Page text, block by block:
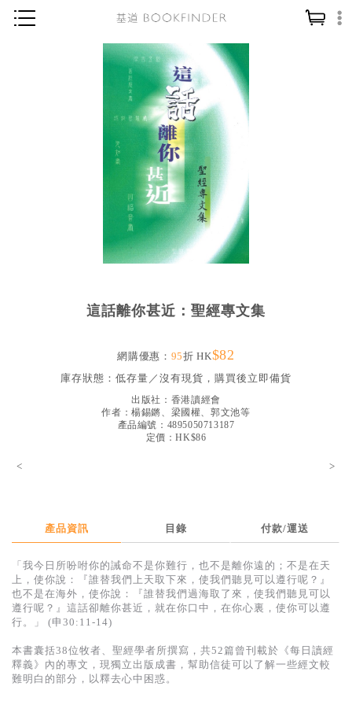
神學／教義
教會事工
社會／倫理
得獎作品推介
暢銷榜
中文二手書
英文二手書
精選英文書
電子書
這話離你甚近：聖經專文集
網購優惠： 95折 HK$82
庫存狀態： 低存量／沒有現貨，購買後立即備貨
出版社： 香港讀經會
作者：楊錫鏘、梁國權、郭文池等
產品編號：4895050713187
定價：HK$86
< >
產品資訊 目錄 付款/運送
「我今日所吩咐你的誡命不是你難行，也不是離你遠的；不是在天
上，使你說：『誰替我們上天取下來，使我們聽見可以遵行呢？』
也不是在海外，使你說：『誰替我們過海取了來，使我們聽見可以
遵行呢？』這話卻離你甚近，就在你口中，在你心裏，使你可以遵
行。」 (申30:11-14)
本書囊括38位牧者、聖經學者所撰寫，共52篇曾刊載於《每日讀經
釋義》內的專文，現獨立出版成書，幫助信徒可以了解一些經文較
難明白的部分，以釋去心中困惑。